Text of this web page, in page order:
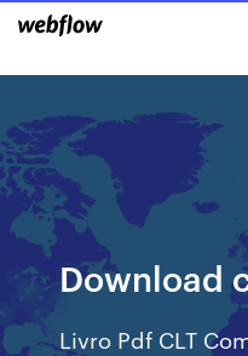
Download
Livro Pdf CLT